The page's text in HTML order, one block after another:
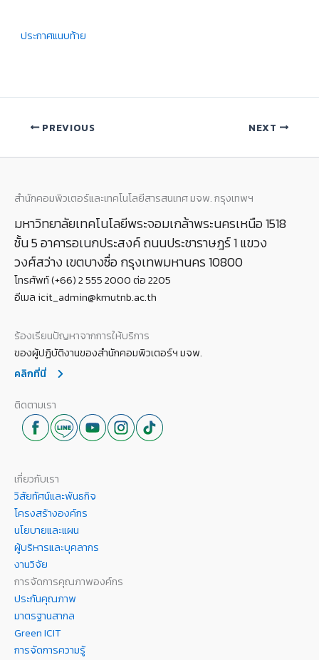
ประกาศแนบท้าย
PREVIOUS NEXT
สำนักคอมพิวเตอร์และเทคโนโลยีสารสนเทศ มจพ. กรุงเทพฯ
มหาวิทยาลัยเทคโนโลยีพระจอมเกล้าพระนครเหนือ 1518
ชั้น 5 อาคารอเนกประสงค์ ถนนประชาราษฎร์ 1 แขวง
วงศ์สว่าง เขตบางซื่อ กรุงเทพมหานคร 10800
โทรศัพท์ (+66) 2 555 2000 ต่อ 2205
อีเมล icit_admin@kmutnb.ac.th
ร้องเรียนปัญหาจากการให้บริการ
ของผู้ปฏิบัติงานของสำนักคอมพิวเตอร์ฯ มจพ.
คลิกที่นี่
ติดตามเรา
เกี่ยวกับเรา
วิสัยทัศน์และพันธกิจ
โครงสร้างองค์กร
นโยบายและแผน
ผู้บริหารและบุคลากร
งานวิจัย
การจัดการคุณภาพองค์กร
ประกันคุณภาพ
มาตรฐานสากล
Green ICIT
การจัดการความรู้